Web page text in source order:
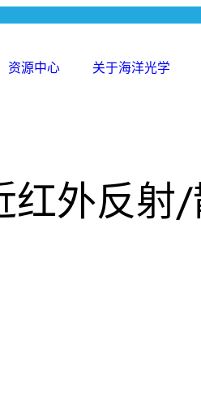
资源中心 关于海洋光学
红外反射